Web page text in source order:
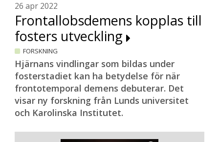
26 apr 2022
Frontallobsdemens kopplas till
fosters utveckling
FORSKNING
Hjärnans vindlingar som bildas under
fosterstadiet kan ha betydelse för när
frontotemporal demens debuterar. Det
visar ny forskning från Lunds universitet
och Karolinska Institutet.